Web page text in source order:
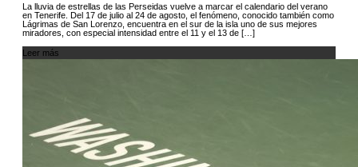
La lluvia de estrellas de las Perseidas vuelve a marcar el calendario del verano
en Tenerife. Del 17 de julio al 24 de agosto, el fenómeno, conocido también como
Lágrimas de San Lorenzo, encuentra en el sur de la isla uno de sus mejores
miradores, con especial intensidad entre el 11 y el 13 de […]
Leer más